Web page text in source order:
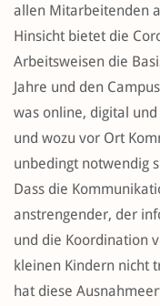
allen Mitarbeitenden
Hinsicht bietet die
Arbeitsweisen die
Jahre und den
was online, digital
und wozu vor Ort
unbedingt notwendig
Dass die
anstrengender, der
und die Koordination
kleinen Kindern nicht
hat diese